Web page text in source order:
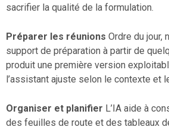
sacrifier la qualité de la formulation.
Préparer les réunions Ordre du jour,
support de préparation à partir de
produit une première version
l’assistant ajuste selon le contexte et
Organiser et planifier L’IA aide à
des feuilles de route et des tableaux